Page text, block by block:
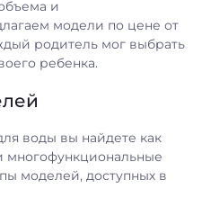
и
модели по цене от
родитель мог выбрать
ребенка.
воды вы найдете как
многофункциональные
моделей, доступных в